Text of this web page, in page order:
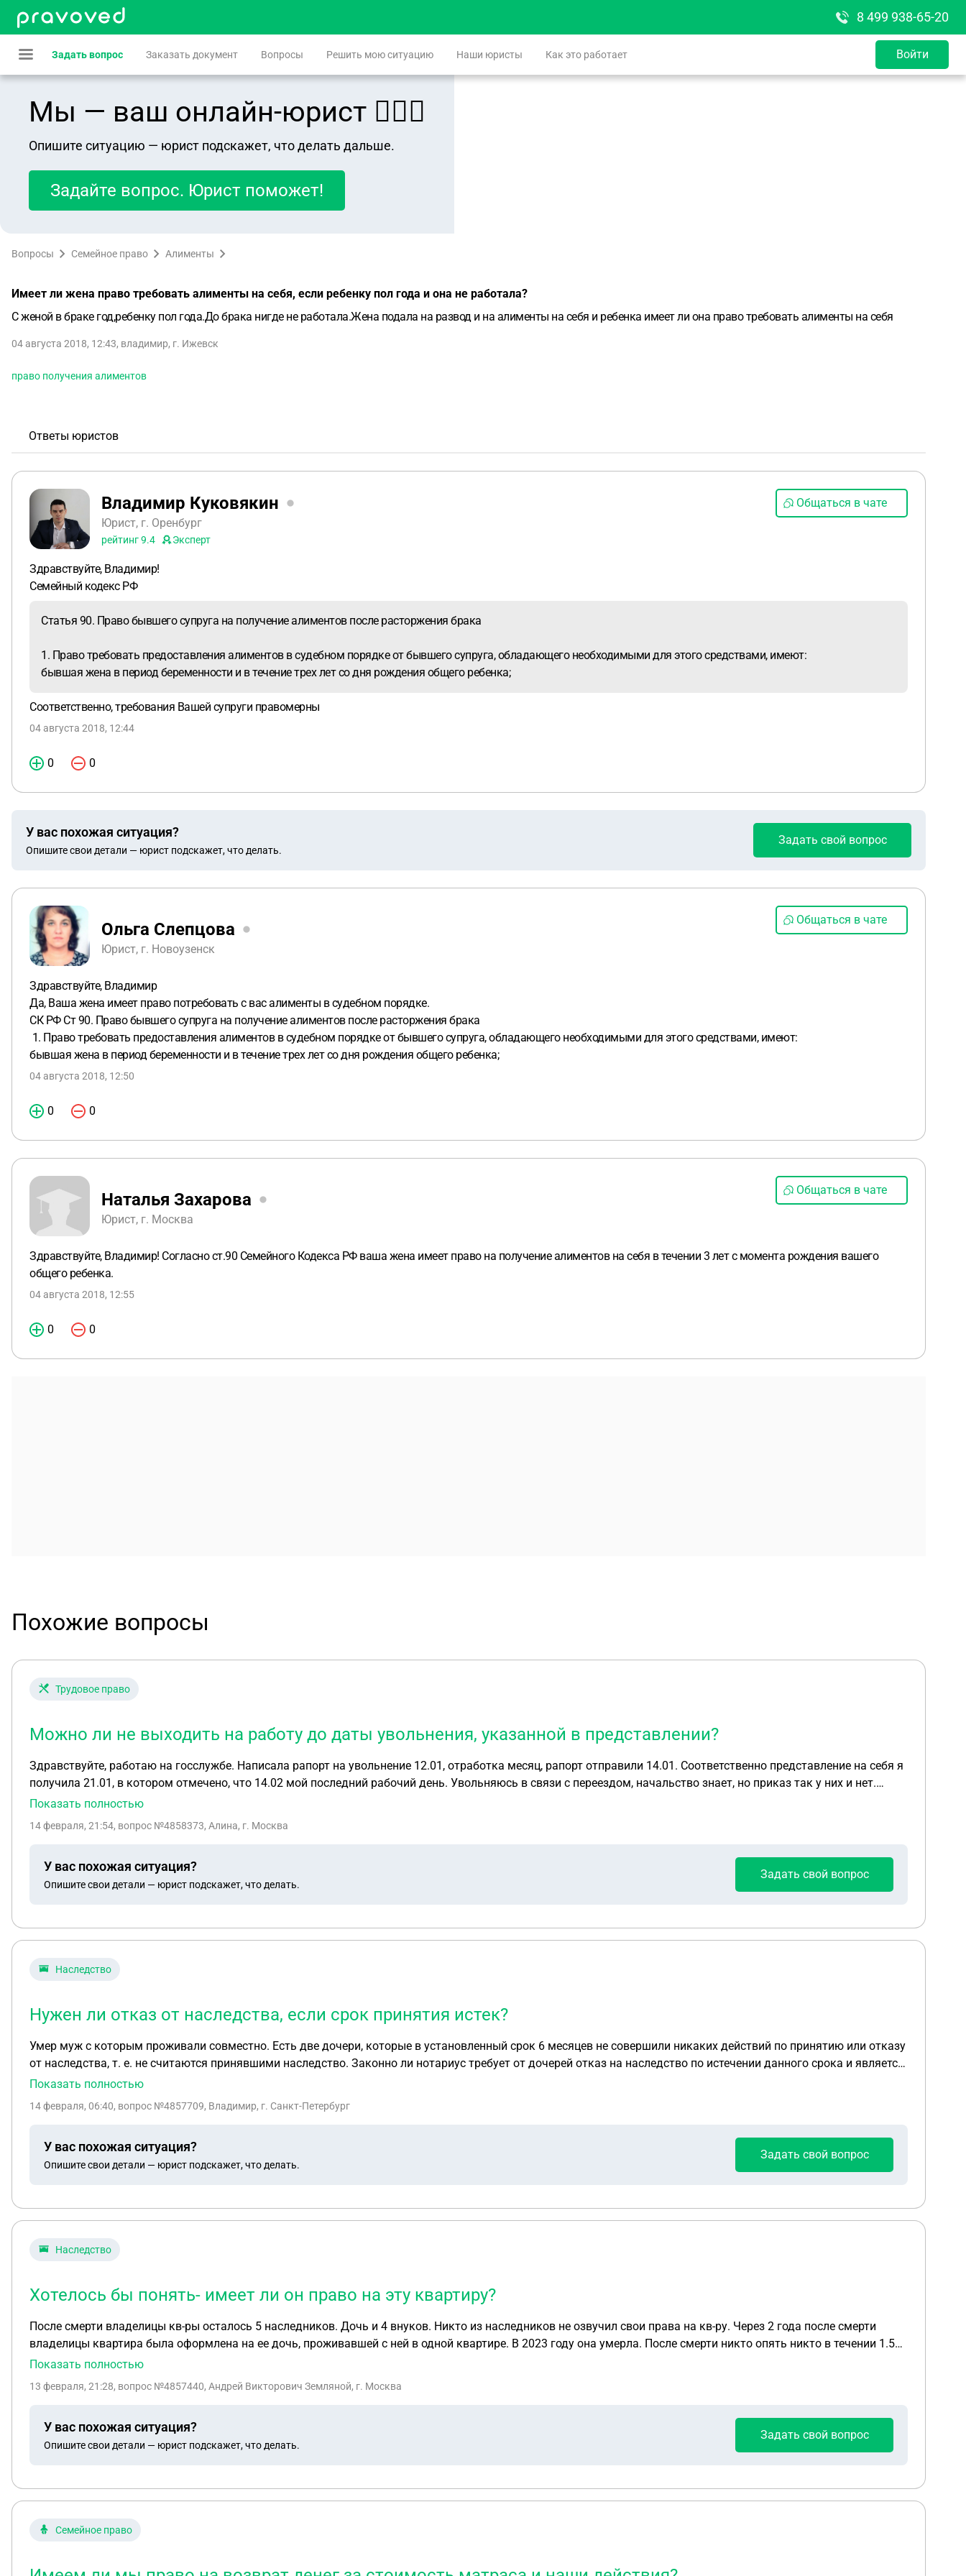
8 499 938-65-20
Задать вопрос Заказать документ Вопросы Решить мою ситуацию Наши юристы Как это работает Войти
Мы — ваш онлайн-юрист 👨🏻‍⚖️
Опишите ситуацию — юрист подскажет, что делать дальше.
Задайте вопрос. Юрист поможет!
Вопросы Семейное право Алименты
Имеет ли жена право требовать алименты на себя, если ребенку пол года и она не работала?
С женой в браке год,ребенку пол года.До брака нигде не работала.Жена подала на развод и на алименты на себя и ребенка имеет ли она право требовать алименты на себя
04 августа 2018, 12:43, владимир, г. Ижевск
право получения алиментов
Ответы юристов
Владимир Куковякин
Юрист, г. Оренбург
рейтинг9.4 Эксперт
Общаться в чате
Здравствуйте, Владимир!
Семейный кодекс РФ
Статья 90. Право бывшего супруга на получение алиментов после расторжения брака
1. Право требовать предоставления алиментов в судебном порядке от бывшего супруга, обладающего необходимыми для этого средствами, имеют:
бывшая жена в период беременности и в течение трех лет со дня рождения общего ребенка;
Соответственно, требования Вашей супруги правомерны
04 августа 2018, 12:44
0 0
У вас похожая ситуация?
Опишите свои детали — юрист подскажет, что делать.
Задать свой вопрос
Ольга Слепцова
Юрист, г. Новоузенск
Общаться в чате
Здравствуйте, Владимир
Да, Ваша жена имеет право потребовать с вас алименты в судебном порядке.
СК РФ Ст 90. Право бывшего супруга на получение алиментов после расторжения брака
1. Право требовать предоставления алиментов в судебном порядке от бывшего супруга, обладающего необходимыми для этого средствами, имеют:
бывшая жена в период беременности и в течение трех лет со дня рождения общего ребенка;
04 августа 2018, 12:50
0 0
Наталья Захарова
Юрист, г. Москва
Общаться в чате
Здравствуйте, Владимир! Согласно ст.90 Семейного Кодекса РФ ваша жена имеет право на получение алиментов на себя в течении 3 лет с момента рождения вашего
общего ребенка.
04 августа 2018, 12:55
0 0
Похожие вопросы
Трудовое право
Можно ли не выходить на работу до даты увольнения, указанной в представлении?
Здравствуйте, работаю на госслужбе. Написала рапорт на увольнение 12.01, отработка месяц, рапорт отправили 14.01. Соответственно представление на себя я
получила 21.01, в котором отмечено, что 14.02 мой последний рабочий день. Увольняюсь в связи с переездом, начальство знает, но приказ так у них и нет.
Имею ли я права не выходить на работу с новой недели? Ведь в представлении стоит дата, моя подпись, 17.02 в городе меня уже физически не будет, т.к
Показать полностью
14 февраля, 21:54, вопрос №4858373, Алина, г. Москва
У вас похожая ситуация?
Опишите свои детали — юрист подскажет, что делать.
Задать свой вопрос
Наследство
Нужен ли отказ от наследства, если срок принятия истек?
Умер муж с которым проживали совместно. Есть две дочери, которые в установленный срок 6 месяцев не совершили никаких действий по принятию или отказу
от наследства, т. е. не считаются принявшими наследство. Законно ли нотариус требует от дочерей отказ на наследство по истечении данного срока и является
ли такой отказ обязательным? Также, имеет ли он право на продление срока принятия наследства?
Показать полностью
14 февраля, 06:40, вопрос №4857709, Владимир, г. Санкт-Петербург
У вас похожая ситуация?
Опишите свои детали — юрист подскажет, что делать.
Задать свой вопрос
Наследство
Хотелось бы понять- имеет ли он право на эту квартиру?
После смерти владелицы кв-ры осталось 5 наследников. Дочь и 4 внуков. Никто из наследников не озвучил свои права на кв-ру. Через 2 года после смерти
владелицы квартира была оформлена на ее дочь, проживавшей с ней в одной квартире. В 2023 году она умерла. После смерти никто опять никто в течении 1.5
лет не претендовал. Год назад в суд было подано заявление о праве на квартиру одним из внуков . Он племянник умершей в 2023 году. 3 оставшихся ее дети.
квартиру?
Показать полностью
13 февраля, 21:28, вопрос №4857440, Андрей Викторович Земляной, г. Москва
У вас похожая ситуация?
Опишите свои детали — юрист подскажет, что делать.
Задать свой вопрос
Семейное право